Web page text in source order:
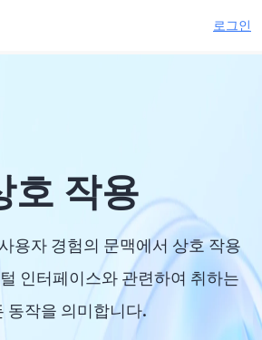
로그인
호 작용
용자 경험의 문맥에서 상호 작용
인터페이스와 관련하여 취하는
동작을 의미합니다.